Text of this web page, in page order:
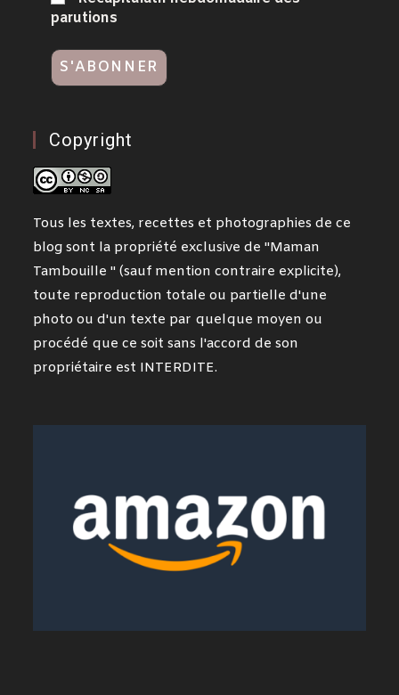
parutions
Copyright
Tous les textes, recettes et photographies de ce
blog sont la propriété exclusive de "Maman
Tambouille " (sauf mention contraire explicite),
toute reproduction totale ou partielle d'une
photo ou d'un texte par quelque moyen ou
procédé que ce soit sans l'accord de son
propriétaire est INTERDITE.